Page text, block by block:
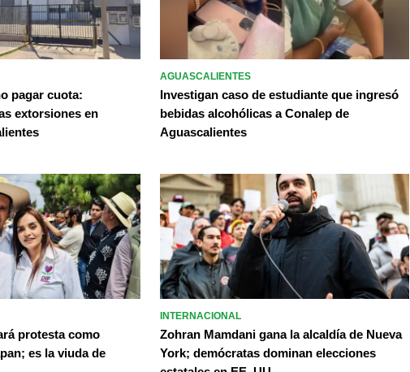
pagar cuota:
extorsiones en
AGUASCALIENTES
Investigan caso de estudiante que ingresó
bebidas alcohólicas a Conalep de
Aguascalientes
protesta como
es la viuda de
INTERNACIONAL
Zohran Mamdani gana la alcaldía de Nueva
York; demócratas dominan elecciones